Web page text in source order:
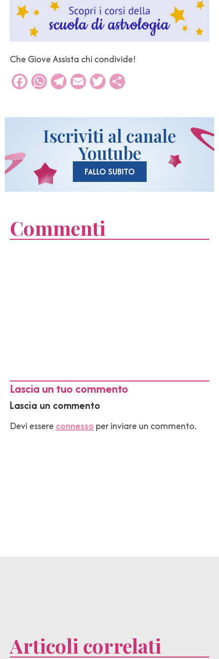
Che Giove Assista chi condivide!
Facebook
WhatsApp
Telegram
EmailTwitter
Iscriviti al canale
Youtube
FALLO SUBITO
Commenti
Lascia un tuo commento
Lascia un commento
Devi essere connesso per inviare un commento.
Articoli correlati